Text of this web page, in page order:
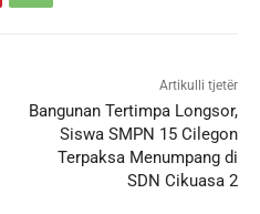
Artikulli tjetër
Bangunan Tertimpa Longsor,
Siswa SMPN 15 Cilegon
Terpaksa Menumpang di
SDN Cikuasa 2